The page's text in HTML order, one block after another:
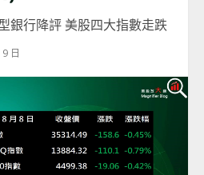
銀行降評 美股四大指數走跌
日